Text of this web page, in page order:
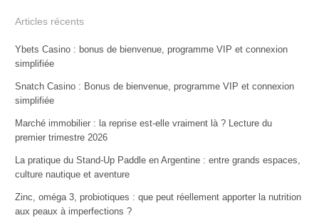
Articles récents
Ybets Casino : bonus de bienvenue, programme VIP et connexion
simplifiée
Snatch Casino : Bonus de bienvenue, programme VIP et connexion
simplifiée
Marché immobilier : la reprise est-elle vraiment là ? Lecture du
premier trimestre 2026
La pratique du Stand-Up Paddle en Argentine : entre grands espaces,
culture nautique et aventure
Zinc, oméga 3, probiotiques : que peut réellement apporter la nutrition
aux peaux à imperfections ?